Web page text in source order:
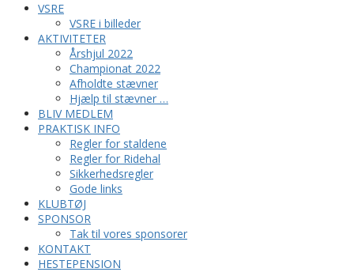
VSRE
VSRE i billeder
AKTIVITETER
Årshjul 2022
Championat 2022
Afholdte stævner
Hjælp til stævner …
BLIV MEDLEM
PRAKTISK INFO
Regler for staldene
Regler for Ridehal
Sikkerhedsregler
Gode links
KLUBTØJ
SPONSOR
Tak til vores sponsorer
KONTAKT
HESTEPENSION